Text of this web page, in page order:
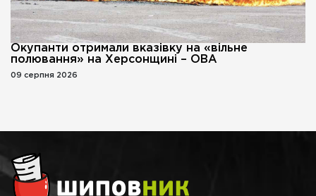
Окупанти отримали вказівку на «вільне
полювання» на Херсонщині – ОВА
09 серпня 2026